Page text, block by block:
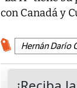
con Canadá y
Hernán Darío